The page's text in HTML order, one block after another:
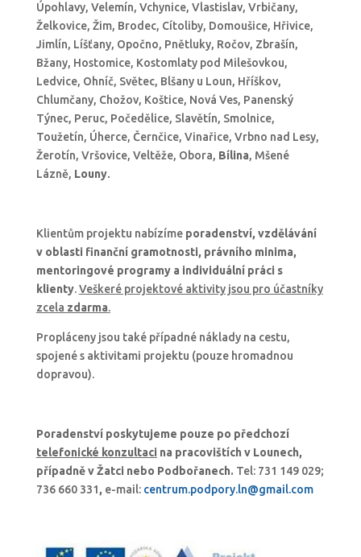
Úpohlavy, Velemín, Vchynice, Vlastislav, Vrbičany,
Želkovice, Žim, Brodec, Cítoliby, Domoušice, Hřivice,
Jimlín, Líšťany, Opočno, Pnětluky, Ročov, Zbrašín,
Bžany, Hostomice, Kostomlaty pod Milešovkou,
Ledvice, Ohníč, Světec, Blšany u Loun, Hříškov,
Chlumčany, Chožov, Koštice, Nová Ves, Panenský
Týnec, Peruc, Počedělice, Slavětín, Smolnice,
Toužetín, Úherce, Černčice, Vinařice, Vrbno nad Lesy,
Žerotín, Vršovice, Veltěže, Obora, Bílina, Mšené
Lázně, Louny.
Klientům projektu nabízíme poradenství, vzdělávání
v oblasti finanční gramotnosti, právního minima,
mentoringové programy a individuální práci s
klienty.Veškeré projektové aktivity jsou pro účastníky
zcela zdarma.
Propláceny jsou také případné náklady na cestu,
spojené s aktivitami projektu (pouze hromadnou
dopravou).
Poradenství poskytujeme pouze po předchozí
telefonické konzultaci na pracovištích v Lounech,
případně v Žatci nebo Podbořanech. Tel: 731 149 029;
736 660 331, e-mail: centrum.podpory.ln@gmail.com